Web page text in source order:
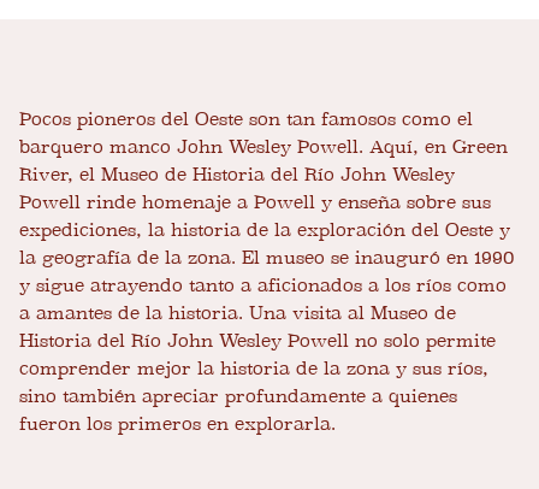
Pocos pioneros del Oeste son tan famosos como el
barquero manco John Wesley Powell. Aquí, en Green
River, el Museo de Historia del Río John Wesley
Powell rinde homenaje a Powell y enseña sobre sus
expediciones, la historia de la exploración del Oeste y
la geografía de la zona. El museo se inauguró en 1990
y sigue atrayendo tanto a aficionados a los ríos como
a amantes de la historia. Una visita al Museo de
Historia del Río John Wesley Powell no solo permite
comprender mejor la historia de la zona y sus ríos,
sino también apreciar profundamente a quienes
fueron los primeros en explorarla.